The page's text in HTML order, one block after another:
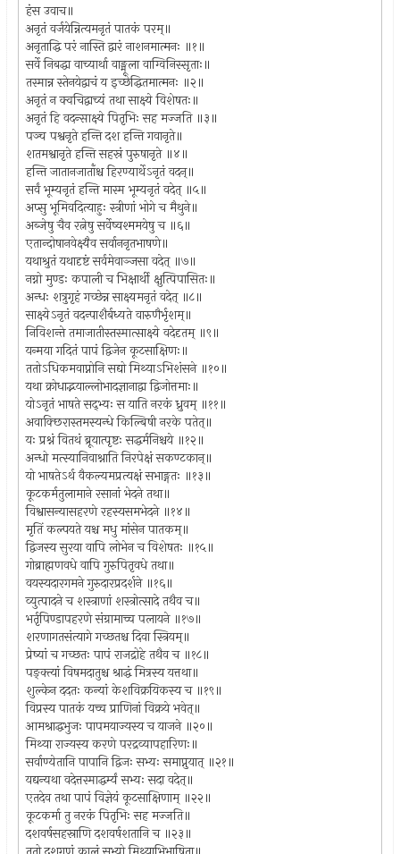
हंस उवाच॥
अनृतं वर्जयेन्नित्यमनृतं पातकं परम्॥
अनृताद्धि परं नास्ति द्वारं नाशनमात्मनः ॥१॥
सर्वे निबद्धा वाच्यार्था वाङ्मूला वाग्विनिस्सृताः॥
तस्मान्न स्तेनयेद्वाचं य इच्छेद्धितमात्मनः ॥२॥
अनृतं न क्वचिद्वाच्यं तथा साक्ष्ये विशेषतः॥
अनृतं हि वदन्साक्ष्ये पितृभिः सह मज्जति ॥३॥
पञ्च पश्वनृते हन्ति दश हन्ति गवानृते॥
शतमश्वानृते हन्ति सहस्रं पुरुषानृते ॥४॥
हन्ति जातानजाताँश्च हिरण्यार्थेऽनृतं वदन्॥
सर्वं भूम्यनृतं हन्ति मास्म भूम्यनृतं वदेत् ॥५॥
अप्सु भूमिवदित्याहुः स्त्रीणां भोगे च मैथुने॥
अब्जेषु चैव रत्नेषु सर्वेष्वश्ममयेषु च ॥६॥
एतान्दोषानवेक्ष्यैव सर्वाननृतभाषणे॥
यथाश्रुतं यथादृष्टं सर्वमेवाञ्जसा वदेत् ॥७॥
नग्नो मुण्डः कपाली च भिक्षार्थी क्षुत्पिपासितः॥
अन्धः शत्रुगृहं गच्छेन्न साक्ष्यमनृतं वदेत् ॥८॥
साक्ष्येऽनृतं वदन्पाशैर्बध्यते वारुणैर्भृशम्॥
निविशन्ते तमाजातीस्तस्मात्साक्ष्ये वदेदृतम् ॥९॥
यन्मया गदितं पापं द्विजेन कूटसाक्षिणः॥
ततोऽधिकमवाप्नोनि सद्यो मिथ्याऽभिशंसने ॥१०॥
यथा क्रोधाद्भयाल्लोभादज्ञानाद्वा द्विजोत्तमाः॥
योऽनृतं भाषते सद्भ्यः स याति नरकं ध्रुवम् ॥११॥
अवाक्छिरास्तमस्यन्धे किल्बिषी नरके पतेत्॥
यः प्रश्नं वितथं ब्रूयात्पृष्टः सद्धर्मनिश्चये ॥१२॥
अन्धो मत्स्यानिवाश्नाति निरपेक्षं सकण्टकान्॥
यो भाषतेऽर्थ वैकल्यमप्रत्यक्षं सभाङ्गतः ॥१३॥
कूटकर्मतुलामाने रसानां भेदने तथा॥
विश्वासन्यासहरणे रहस्यसमभेदने ॥१४॥
मृतिं कल्पयते यश्च मधु मांसेन पातकम्॥
द्विजस्य सुरया वापि लोभेन च विशेषतः ॥१५॥
गोब्राह्मणवधे वापि गुरुपितृवधे तथा॥
वयस्यदारगमने गुरुदारप्रदर्शने ॥१६॥
व्युत्पादने च शस्त्राणां शस्त्रोत्सादे तथैव च॥
भर्तृपिण्डापहरणे संग्रामाच्च पलायने ॥१७॥
शरणागतसंत्यागे गच्छतश्च दिवा स्त्रियम्॥
प्रेष्यां च गच्छतः पापं राजद्रोहे तथैव च ॥१८॥
पङ्क्त्यां विषमदातुश्च श्राद्धं मित्रस्य यत्तथा॥
शुल्केन ददतः कन्यां केशविक्रयिकस्य च ॥१९॥
विप्रस्य पातकं यच्च प्राणिनां विक्रये भवेत्॥
आमश्राद्धभुजः पापमयाज्यस्य च याजने ॥२०॥
मिथ्या राज्यस्य करणे परद्रव्यापहारिणः॥
सर्वाण्येतानि पापानि द्विजः सभ्यः समाप्नुयात् ॥२१॥
यद्यन्यथा वदेत्तस्माद्धर्म्यं सभ्यः सदा वदेत्॥
एतदेव तथा पापं विज्ञेयं कूटसाक्षिणाम् ॥२२॥
कूटकर्मा तु नरकं पितृभिः सह मज्जति॥
दशवर्षसहस्राणि दशवर्षशतानि च ॥२३॥